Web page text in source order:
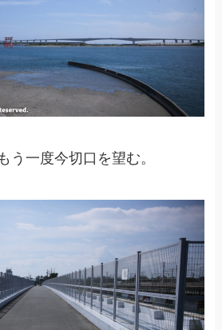
う一度今切口を望む。